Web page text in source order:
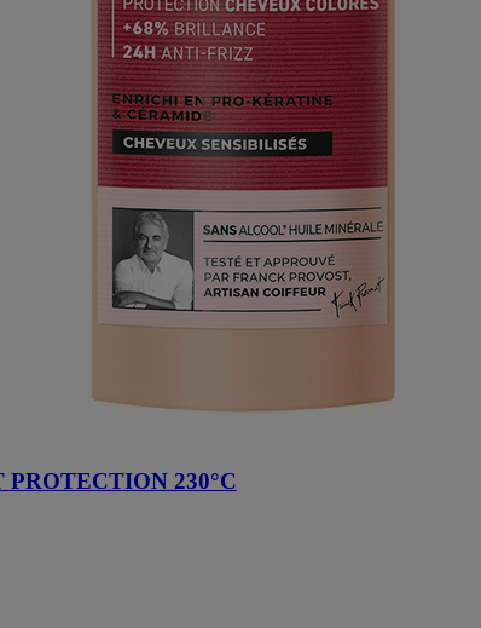
PROTECTION 230°C